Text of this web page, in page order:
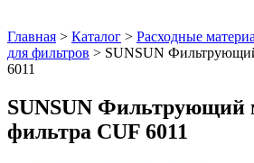
Главная > Каталог > Расходные
для фильтров > SUNSUN
6011
SUNSUN Фильтрующий
фильтра CUF 6011